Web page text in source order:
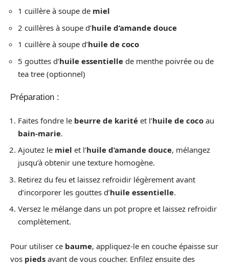
1 cuillère à soupe de miel
2 cuillères à soupe d’huile d’amande douce
1 cuillère à soupe d’huile de coco
5 gouttes d’huile essentielle de menthe poivrée ou de
tea tree (optionnel)
Préparation :
Faites fondre le beurre de karité et l’huile de coco au
bain-marie.
Ajoutez le miel et l’huile d’amande douce, mélangez
jusqu’à obtenir une texture homogène.
Retirez du feu et laissez refroidir légèrement avant
d’incorporer les gouttes d’huile essentielle.
Versez le mélange dans un pot propre et laissez refroidir
complètement.
Pour utiliser ce baume, appliquez-le en couche épaisse sur
vos pieds avant de vous coucher. Enfilez ensuite des